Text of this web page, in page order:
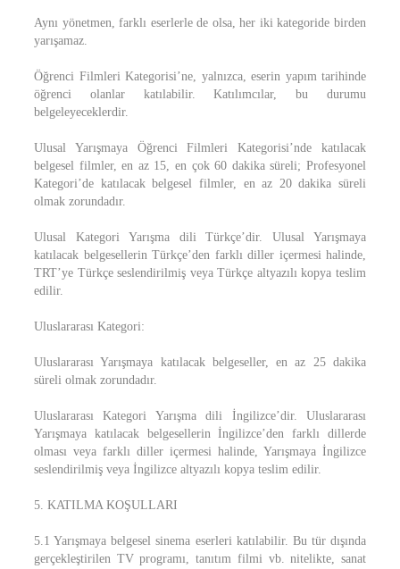
Aynı yönetmen, farklı eserlerle de olsa, her iki kategoride birden
yarışamaz.
Öğrenci Filmleri Kategorisi’ne, yalnızca, eserin yapım tarihinde
öğrenci olanlar katılabilir. Katılımcılar, bu durumu
belgeleyeceklerdir.
Ulusal Yarışmaya Öğrenci Filmleri Kategorisi’nde katılacak
belgesel filmler, en az 15, en çok 60 dakika süreli; Profesyonel
Kategori’de katılacak belgesel filmler, en az 20 dakika süreli
olmak zorundadır.
Ulusal Kategori Yarışma dili Türkçe’dir. Ulusal Yarışmaya
katılacak belgesellerin Türkçe’den farklı diller içermesi halinde,
TRT’ye Türkçe seslendirilmiş veya Türkçe altyazılı kopya teslim
edilir.
Uluslararası Kategori:
Uluslararası Yarışmaya katılacak belgeseller, en az 25 dakika
süreli olmak zorundadır.
Uluslararası Kategori Yarışma dili İngilizce’dir. Uluslararası
Yarışmaya katılacak belgesellerin İngilizce’den farklı dillerde
olması veya farklı diller içermesi halinde, Yarışmaya İngilizce
seslendirilmiş veya İngilizce altyazılı kopya teslim edilir.
5. KATILMA KOŞULLARI
5.1 Yarışmaya belgesel sinema eserleri katılabilir. Bu tür dışında
gerçekleştirilen TV programı, tanıtım filmi vb. nitelikte, sanat